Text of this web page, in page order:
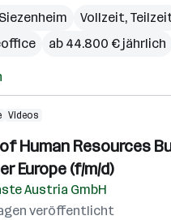
Vollzeit,
ab 44.800 € jährlich
Videos
Human Resources
Europe (f/m/d)
Austria GmbH
veröffentlicht